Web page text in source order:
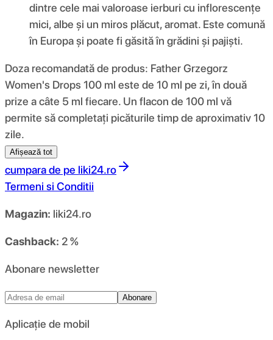
dintre cele mai valoroase ierburi cu inflorescențe
mici, albe și un miros plăcut, aromat. Este comună
în Europa și poate fi găsită în grădini și pajiști.
Doza recomandată de produs: Father Grzegorz
Women's Drops 100 ml este de 10 ml pe zi, în două
prize a câte 5 ml fiecare. Un flacon de 100 ml vă
permite să completați picăturile timp de aproximativ 10
zile.
Afișează tot
cumpara de pe liki24.ro
Termeni si Conditii
Magazin: liki24.ro
Cashback: 2 %
Abonare newsletter
Abonare
Aplicație de mobil